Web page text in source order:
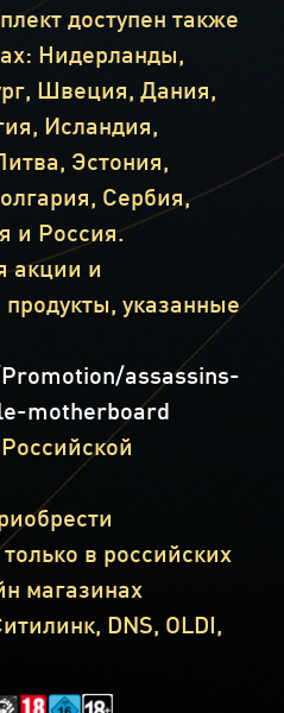
доступен также
Нидерланды,
Швеция, Дания,
Исландия,
Эстония,
Сербия,
и Россия.
акции и
указанные
assassins-
motherboard
в российских
магазинах
DNS, OLDI,